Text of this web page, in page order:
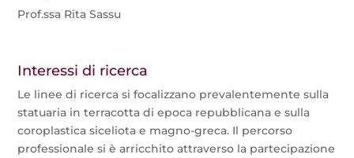
Prof.ssa Rita Sassu
Interessi di ricerca
Le linee di ricerca si focalizzano prevalentemente sulla
statuaria in terracotta di epoca repubblicana e sulla
coroplastica siceliota e magno-greca. Il percorso
professionale si è arricchito attraverso la partecipazione